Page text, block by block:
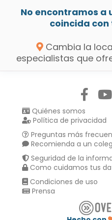
No encontramos a
coincida
Cambia la
especialistas que
Quiénes somos
Política de privacidad
Preguntas más
Recomienda a un
Seguridad de la
Como cuidamos tus
Condiciones de uso
Prensa